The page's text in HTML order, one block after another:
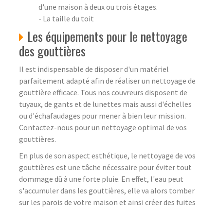
d'une maison à deux ou trois étages.
- La taille du toit
Les équipements pour le nettoyage
des gouttières
Il est indispensable de disposer d'un matériel
parfaitement adapté afin de réaliser un nettoyage de
gouttière efficace. Tous nos couvreurs disposent de
tuyaux, de gants et de lunettes mais aussi d'échelles
ou d'échafaudages pour mener à bien leur mission.
Contactez-nous pour un nettoyage optimal de vos
gouttières.
En plus de son aspect esthétique, le nettoyage de vos
gouttières est une tâche nécessaire pour éviter tout
dommage dû à une forte pluie. En effet, l'eau peut
s'accumuler dans les gouttières, elle va alors tomber
sur les parois de votre maison et ainsi créer des fuites